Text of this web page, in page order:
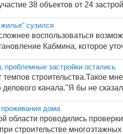
38 объектов от 24
сузился
воспользоваться
Кабмина, которое
проблемные застройки остались
строительства.Такое
канала."Я бы не
дома
области проводились
строительстве